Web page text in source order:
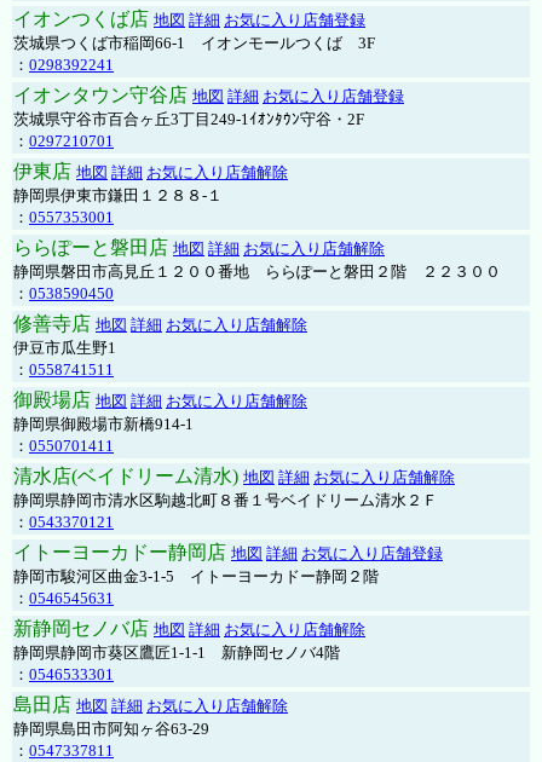
イオンつくば店 地図 詳細 お気に入り店舗登録
茨城県つくば市稲岡66-1 イオンモールつくば 3F
： 0298392241
イオンタウン守谷店 地図 詳細 お気に入り店舗登録
茨城県守谷市百合ヶ丘3丁目249-1ｲｵﾝﾀｳﾝ守谷・2F
： 0297210701
伊東店 地図 詳細 お気に入り店舗解除
静岡県伊東市鎌田１２８８-１
： 0557353001
ららぽーと磐田店 地図 詳細 お気に入り店舗解除
静岡県磐田市高見丘１２００番地 ららぽーと磐田２階 ２２３００
： 0538590450
修善寺店 地図 詳細 お気に入り店舗解除
伊豆市瓜生野1
： 0558741511
御殿場店 地図 詳細 お気に入り店舗解除
静岡県御殿場市新橋914-1
： 0550701411
清水店(ベイドリーム清水) 地図 詳細 お気に入り店舗解除
静岡県静岡市清水区駒越北町８番１号ベイドリーム清水２Ｆ
： 0543370121
イトーヨーカドー静岡店 地図 詳細 お気に入り店舗登録
静岡市駿河区曲金3-1-5 イトーヨーカドー静岡２階
： 0546545631
新静岡セノバ店 地図 詳細 お気に入り店舗解除
静岡県静岡市葵区鷹匠1-1-1 新静岡セノバ4階
： 0546533301
島田店 地図 詳細 お気に入り店舗解除
静岡県島田市阿知ヶ谷63-29
： 0547337811